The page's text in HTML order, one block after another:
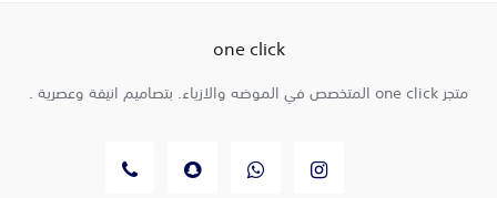
one click
متجر one click المتخصص في الموضه والازياء. بتصاميم انيقة وعصرية .